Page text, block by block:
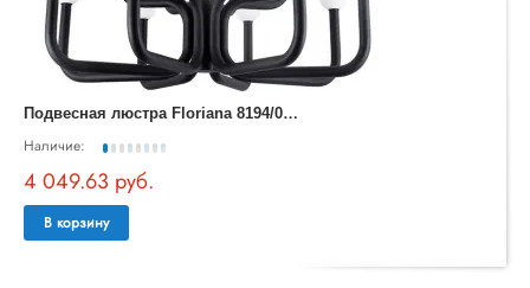
П
одвесная люстра Floriana 8194/06 LM-94
Наличие:
4 049.63 руб.
В корзину